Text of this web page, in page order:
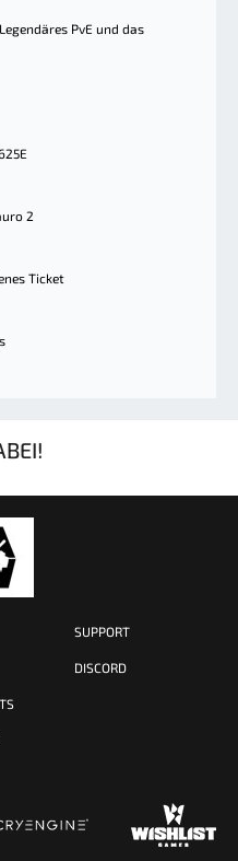
PvE und das
2
Ticket
SUPPORT
DISCORD